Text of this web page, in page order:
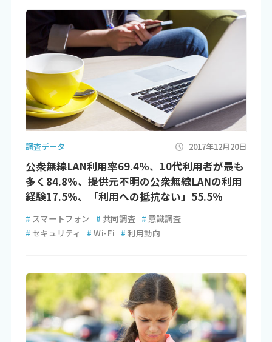
調査データ 2017年12月20日
公衆無線LAN利用率69.4％、10代利用者が最も
多く84.8％、提供元不明の公衆無線LANの利用
経験17.5％、「利用への抵抗ない」55.5％
# スマートフォン # 共同調査 # 意識調査
# セキュリティ # Wi-Fi # 利用動向